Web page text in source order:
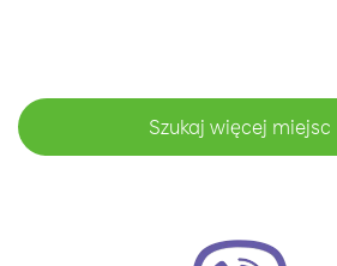
Szukaj więcej miejsc